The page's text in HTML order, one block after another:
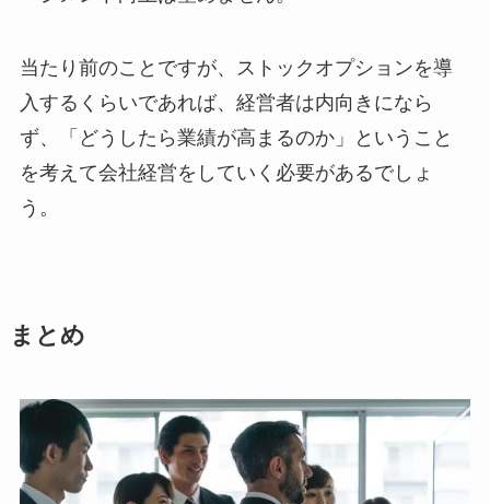
当たり前のことですが、ストックオプションを導
入するくらいであれば、経営者は内向きになら
ず、「どうしたら業績が高まるのか」ということ
を考えて会社経営をしていく必要があるでしょ
う。
まとめ